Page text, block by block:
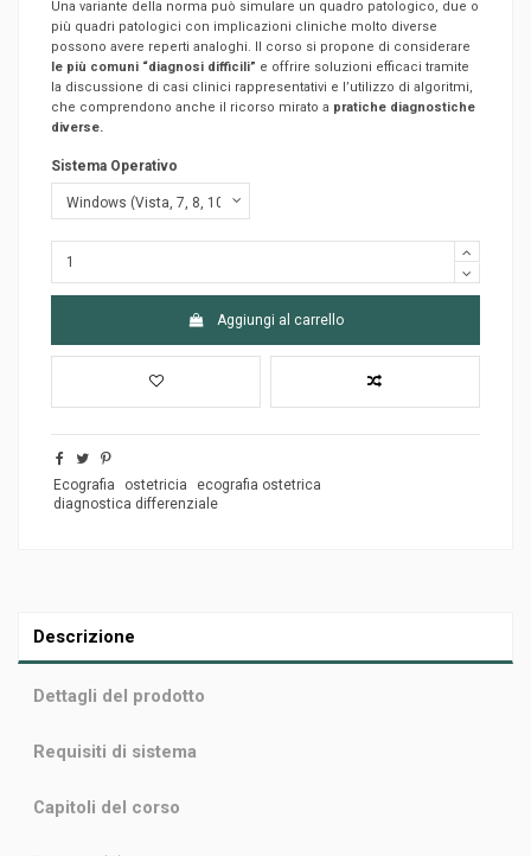
Una variante della norma può simulare un quadro patologico, due o
più quadri patologici con implicazioni cliniche molto diverse
possono avere reperti analoghi. Il corso si propone di considerare
le più comuni “diagnosi difficili” e offrire soluzioni efficaci tramite
la discussione di casi clinici rappresentativi e l’utilizzo di algoritmi,
che comprendono anche il ricorso mirato a pratiche diagnostiche
diverse.
Sistema Operativo
Aggiungi al carrello
Ecografia ostetricia
ecografia ostetrica
diagnostica differenziale
Descrizione
Dettagli del prodotto
Requisiti di sistema
Capitoli del corso